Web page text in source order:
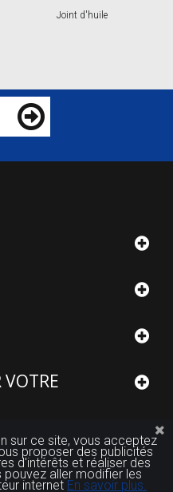
Joint d'huile
sur ce site, vous acceptez
proposer des publicités
d'intérêts et réaliser des
aller modifier les
internet En savoir plus.